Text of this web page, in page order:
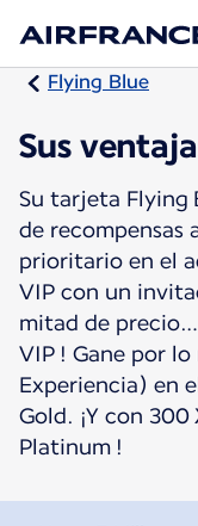
Flying Blue
Sus
Su tarjeta Flying
de recompensas
prioritario en el
VIP con un
mitad de
VIP ! Gane por
Experiencia) en
Gold. ¡Y con
Platinum !